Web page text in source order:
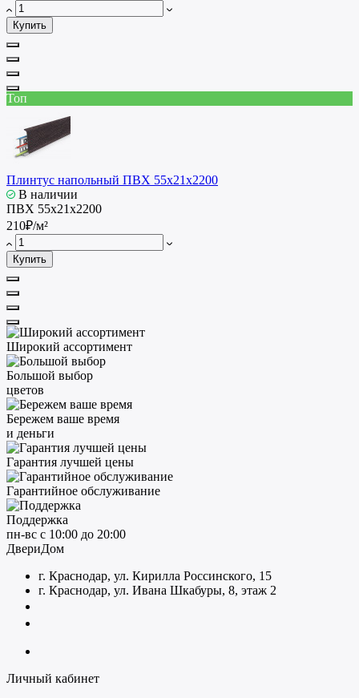
Купить
Топ
Плинтус напольный ПВХ 55x21x2200
В наличии
ПВХ 55x21x2200
210₽/м²
Купить
Широкий ассортимент
Большой выбор
цветов
Бережем ваше время
и деньги
Гарантия лучшей цены
Гарантийное обслуживание
Поддержка
пн-вс с 10:00 до 20:00
ДвериДом
г. Краснодар, ул. Кирилла Россинского, 15
г. Краснодар, ул. Ивана Шкабуры, 8, этаж 2
Личный кабинет